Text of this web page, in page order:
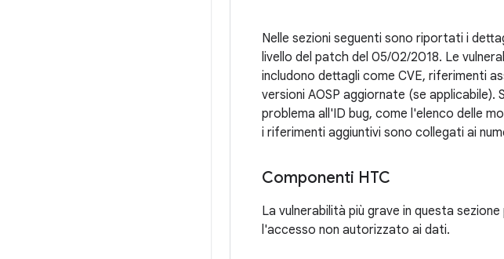
Nelle sezioni seguenti sono riportati i
livello del patch del 05/02/2018. Le
includono dettagli come CVE, riferimenti
versioni AOSP aggiornate (se
problema all'ID bug, come l'elenco delle
i riferimenti aggiuntivi sono collegati ai
Componenti HTC
La vulnerabilità più grave in questa
l'accesso non autorizzato ai dati.